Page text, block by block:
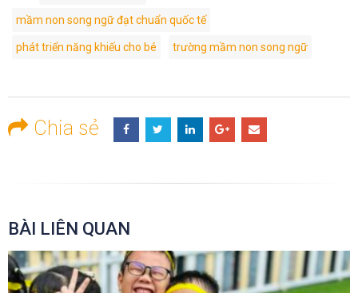
mầm non song ngữ đạt chuẩn quốc tế
phát triển năng khiếu cho bé trường mầm non song ngữ
Chia sẻ
BÀI LIÊN QUAN